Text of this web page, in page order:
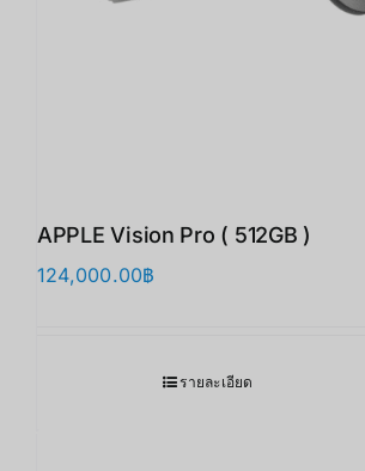
APPLE Vision Pro ( 512GB )
124,000.00฿
รายละเอียด